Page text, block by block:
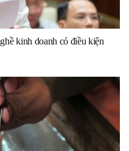
kinh doanh có điều kiện